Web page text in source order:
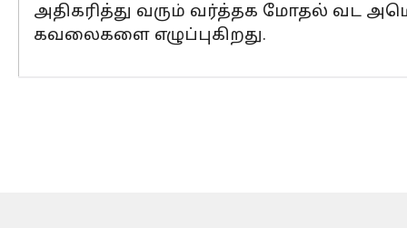
அதிகரித்து வரும் வர்த்தக மோதல் வட
கவலைகளை எழுப்புகிறது.